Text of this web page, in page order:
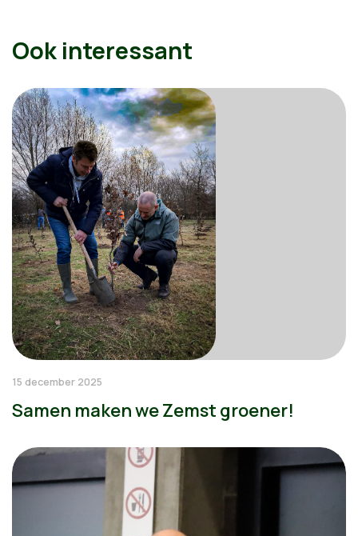
Ook interessant
15 december 2025
Samen maken we Zemst groener!